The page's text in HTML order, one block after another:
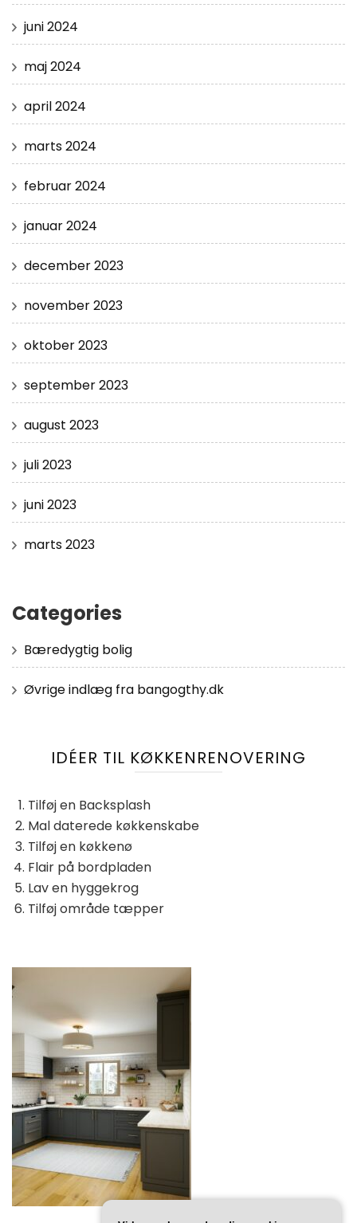
juni 2024
maj 2024
april 2024
marts 2024
februar 2024
januar 2024
december 2023
november 2023
oktober 2023
september 2023
august 2023
juli 2023
juni 2023
marts 2023
Categories
Bæredygtig bolig
Øvrige indlæg fra bangogthy.dk
IDÉER TIL KØKKENRENOVERING
Tilføj en Backsplash
Mal daterede køkkenskabe
Tilføj en køkkenø
Flair på bordpladen
Lav en hyggekrog
Tilføj område tæpper